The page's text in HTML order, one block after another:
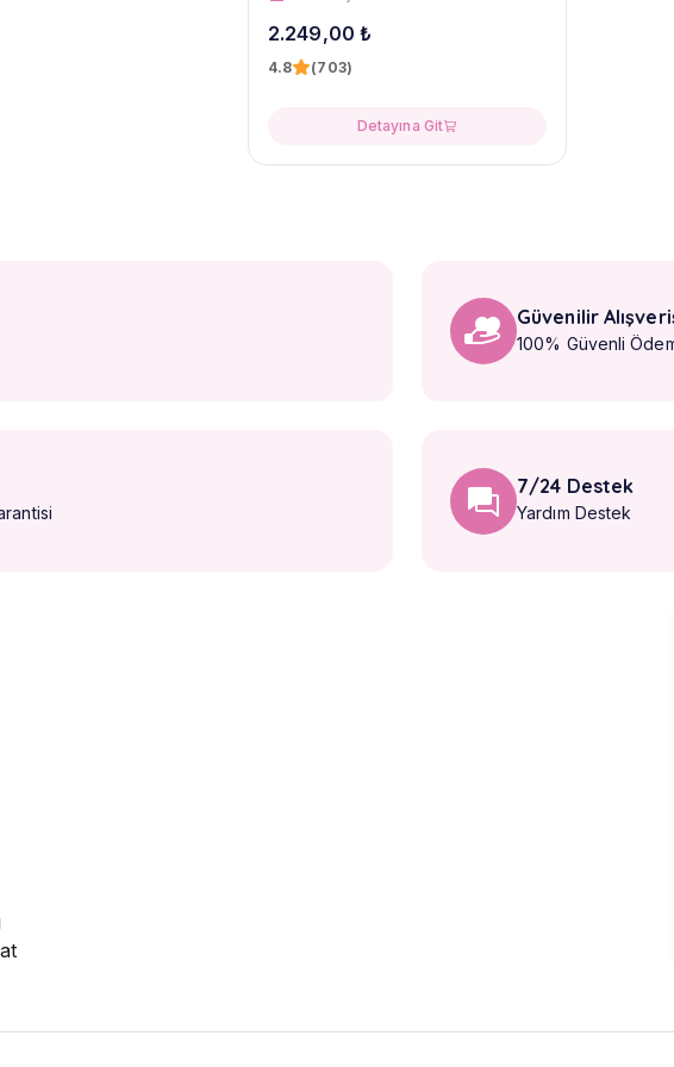
2.249,00 ₺
4.8 (703)
Detayına Git
Güvenilir
100% Güvenli
7/24 Destek
Yardım Destek